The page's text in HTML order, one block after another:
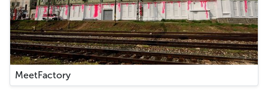
MeetFactory